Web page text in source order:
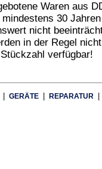
Waren aus
30
nicht
in der Regel
verfügbar!
GERÄTE REPARATUR